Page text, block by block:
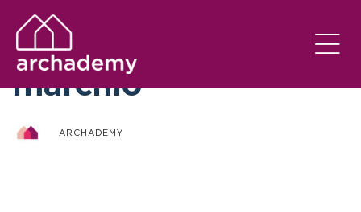
camila dirani maira
marchio
ARCHADEMY